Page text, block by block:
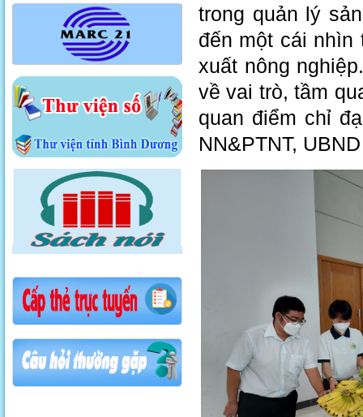
trong quản lý
đến một cái nhìn
xuất nông
về vai trò, tầm
quan điểm chỉ
NN&PTNT,